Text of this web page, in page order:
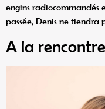
engins radiocommandés
passée, Denis ne tiendra
A la